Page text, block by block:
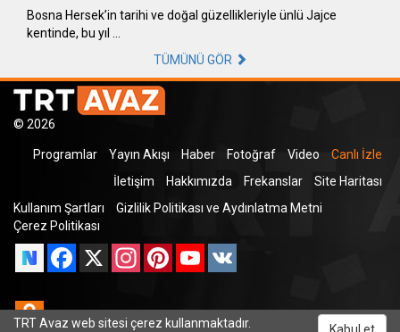
Bosna Hersek’in tarihi ve doğal güzellikleriyle ünlü Jajce
kentinde, bu yıl …
TÜMÜNÜ GÖR
© 2026
Programlar Yayın Akışı Haber Fotoğraf Video
Canlı İzle
İletişim
Hakkımızda Frekanslar
Site Haritası
Kullanım Şartları
Gizlilik Politikası ve Aydınlatma Metni
Çerez Politikası
Facebook
X InstagramPinterestYouTube
Odnoklassniki
TRT Avaz web sitesi çerez kullanmaktadır.
Kabul et